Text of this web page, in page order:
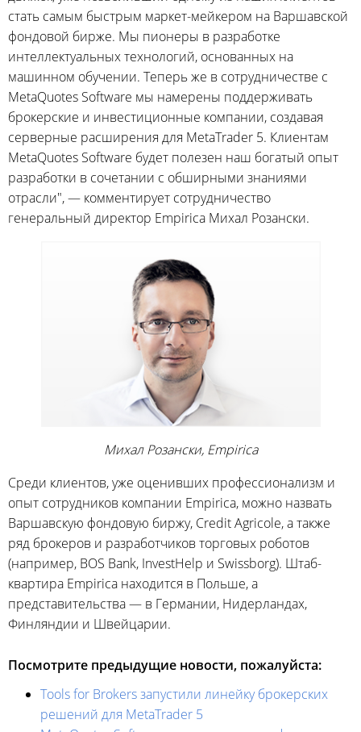
стать самым быстрым маркет-мейкером на Варшавской
фондовой бирже. Мы пионеры в разработке
интеллектуальных технологий, основанных на
машинном обучении. Теперь же в сотрудничестве с
MetaQuotes Software мы намерены поддерживать
брокерские и инвестиционные компании, создавая
серверные расширения для MetaTrader 5. Клиентам
MetaQuotes Software будет полезен наш богатый опыт
разработки в сочетании с обширными знаниями
отрасли", — комментирует сотрудничество
генеральный директор Empirica Михал Розански.
Михал Розански, Empirica
Среди клиентов, уже оценивших профессионализм и
опыт сотрудников компании Empirica, можно назвать
Варшавскую фондовую биржу, Credit Agricole, а также
ряд брокеров и разработчиков торговых роботов
(например, BOS Bank, InvestHelp и Swissborg). Штаб-
квартира Empirica находится в Польше, а
представительства — в Германии, Нидерландах,
Финляндии и Швейцарии.
Посмотрите предыдущие новости, пожалуйста:
Tools for Brokers запустили линейку брокерских
решений для MetaTrader 5